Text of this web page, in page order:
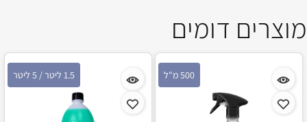
מוצרים דומים
500 מ"ל 1.5 ליטר / 5 ליטר